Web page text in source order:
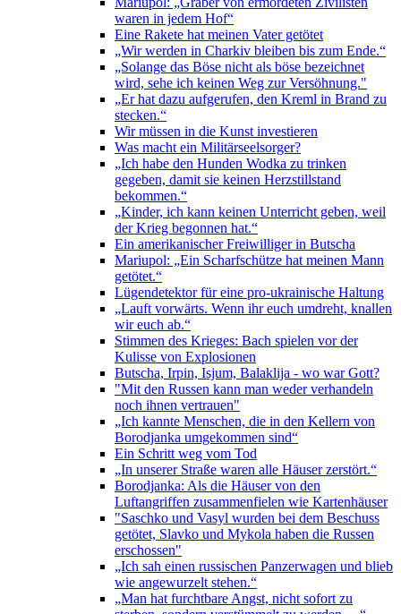
waren in jedem Hof“
Eine Rakete hat meinen Vater getötet
„Wir werden in Charkiv bleiben bis zum Ende.“
„Solange das Böse nicht als böse bezeichnet
wird, sehe ich keinen Weg zur Versöhnung."
„Er hat dazu aufgerufen, den Kreml in Brand zu
stecken.“
Wir müssen in die Kunst investieren
Was macht ein Militärseelsorger?
„Ich habe den Hunden Wodka zu trinken
gegeben, damit sie keinen Herzstillstand
bekommen.“
„Kinder, ich kann keinen Unterricht geben, weil
der Krieg begonnen hat.“
Ein amerikanischer Freiwilliger in Butscha
Mariupol: „Ein Scharfschütze hat meinen Mann
getötet.“
Lügendetektor für eine pro-ukrainische Haltung
„Lauft vorwärts. Wenn ihr euch umdreht, knallen
wir euch ab.“
Stimmen des Krieges: Bach spielen vor der
Kulisse von Explosionen
Butscha, Irpin, Isjum, Balaklija - wo war Gott?
"Mit den Russen kann man weder verhandeln
noch ihnen vertrauen"
„Ich kannte Menschen, die in den Kellern von
Borodjanka umgekommen sind“
Ein Schritt weg vom Tod
„In unserer Straße waren alle Häuser zerstört.“
Borodjanka: Als die Häuser von den
Luftangriffen zusammenfielen wie Kartenhäuser
"Saschko und Vasyl wurden bei dem Beschuss
getötet, Slavko und Mykola haben die Russen
erschossen"
„Ich sah einen russischen Panzerwagen und blieb
wie angewurzelt stehen.“
„Man hat furchtbare Angst, nicht sofort zu